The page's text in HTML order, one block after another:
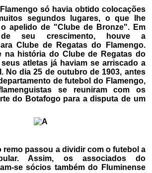
só havia obtido colocações
segundos lugares, o que lhe
apelido de "Clube de Bronze". Em
seu crescimento, houve a
Clube de Regatas do Flamengo.
na história do Clube de Regatas do
atletas já haviam se arriscado a
No dia 25 de outubro de 1903, antes
de futebol do Flamengo,
se reuniram com os
do Botafogo para a disputa de um
remo passou a dividir com o futebol a
Assim, os associados do
se sócios também do Fluminense